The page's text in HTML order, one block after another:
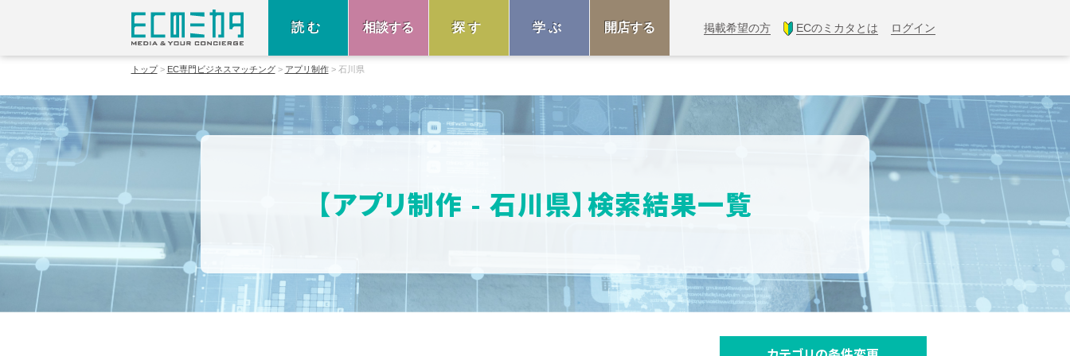
読む 相談する 探す 学ぶ 開店する 掲載希望の方 ECのミカタとは ログイン
トップ EC専門ビジネスマッチング アプリ制作 石川県
【アプリ制作 - 石川県】検索結果一覧